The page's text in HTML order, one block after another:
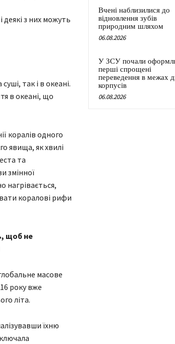
з них можуть
так і в океані.
в океані, що
коралів одного
явища, як хвилі
та
змінної
нагрівається,
коралові рифи
щоб не
масове
року вже
літа.
їхню
Вчені наблизилися до
відновлення зубів
природним шляхом
06.08.2026
У ЗСУ почали
перші спрощені
переведення в межах
корпусів
06.08.2026